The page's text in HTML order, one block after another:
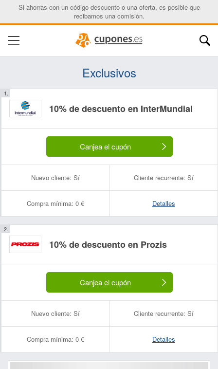
Si ahorras con un código descuento o una oferta, es posible que
recibamos una comisión.
Exclusivos
10% de descuento en InterMundial
Canjea el cupón
Nuevo cliente: Sí Cliente recurrente: Sí
Compra mínima: 0 € Detalles
10% de descuento en Prozis
Canjea el cupón
Nuevo cliente: Sí Cliente recurrente: Sí
Compra mínima: 0 € Detalles